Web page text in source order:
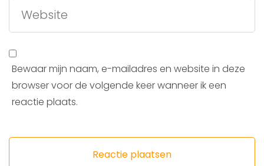
Bewaar mijn naam, e-mailadres en website in deze
browser voor de volgende keer wanneer ik een
reactie plaats.